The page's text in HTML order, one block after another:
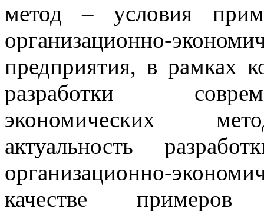
метод – условия
организационно-
предприятия, в рамках
разработки
экономических
актуальность
организационно-
качестве примеров